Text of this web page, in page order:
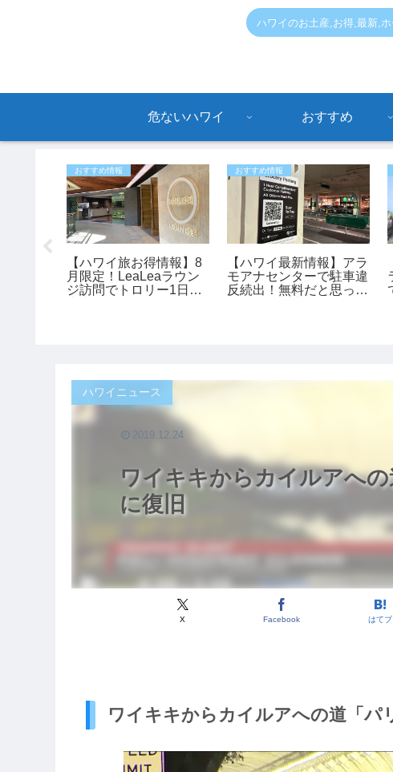
ハワイのお土産,お得,最新,
危ないハワイ おすすめ
おすすめ情報
【ハワイ旅お得情報】8
月限定！LeaLeaラウン
ジ訪問でトロリー1日乗
おすすめ情報
【ハワイ最新情報】アラ
モアナセンターで駐車違
反続出！無料だと思って
ワイキキからカイルアへ
に復旧
ハワイニュース
X Facebook はてブ
2019.12.24
ワイキキからカイルアへの道「パ